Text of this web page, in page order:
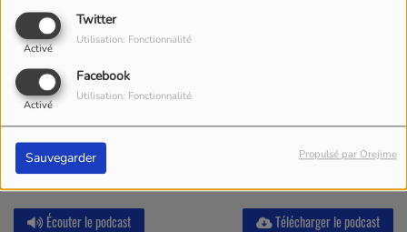
Twitter
Activé
Utilisation: Fonctionnalité
Facebook
Activé
Utilisation: Fonctionnalité
Sauvegarder Propulsé par Orejime
Écouter le podcast Télécharger le podcast